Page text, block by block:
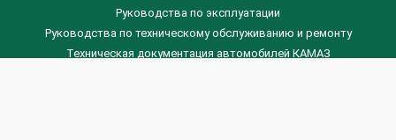
Руководства по эксплуатации
Руководства по техническому обслуживанию и ремонту
Техническая документация автомобилей КАМАЗ